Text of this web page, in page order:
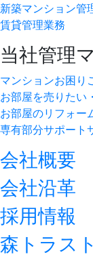
新築マンション管
賃貸管理業務
当社管理
マンションお困り
お部屋を売りたい
お部屋のリフォー
専有部分サポート
会社概要
会社沿革
採用情報
森トラス